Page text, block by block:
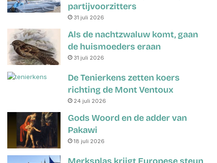
partijvoorzitters
31 juli 2026
Als de nachtzwaluw komt, gaan
de huismoeders eraan
31 juli 2026
De Tenierkens zetten koers
richting de Mont Ventoux
24 juli 2026
Gods Woord en de adder van
Pakawi
18 juli 2026